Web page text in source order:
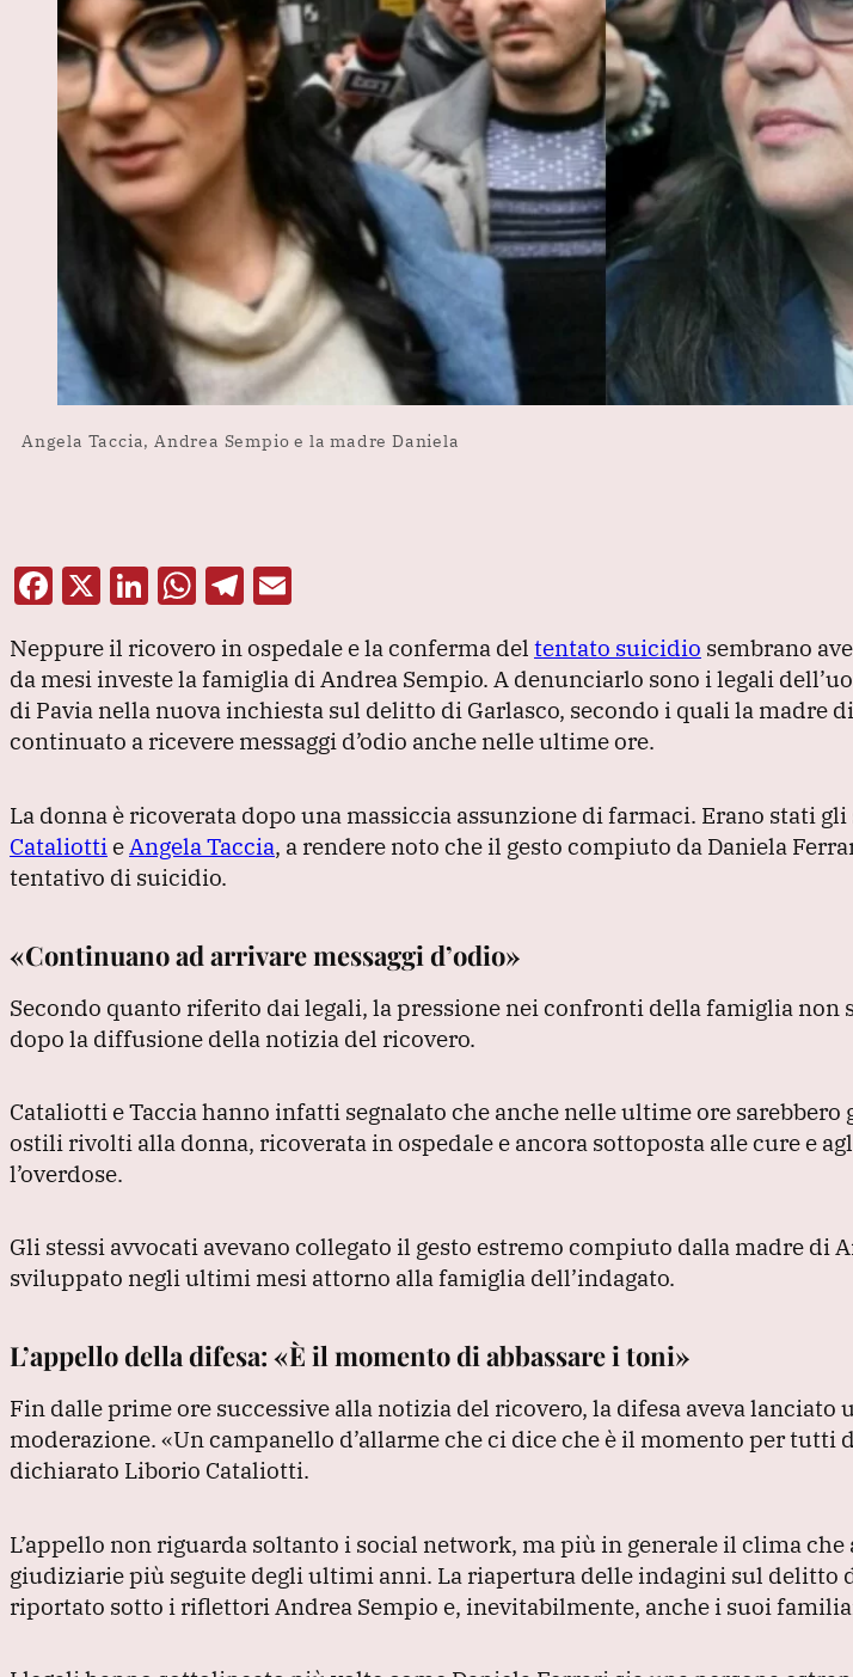
Angela Taccia, Andrea Sempio e la madre Daniela
F
c
e
b
o
k
X Li
k
e
dI
W
at
s
A
p
T
e
gr
a
ai
l
Neppure il ricovero in ospedale e la conferma del tentato suicidio sembrano
da mesi investe la famiglia di Andrea Sempio. A denunciarlo sono i legali
di Pavia nella nuova inchiesta sul delitto di Garlasco, secondo i quali la madre
continuato a ricevere messaggi d’odio anche nelle ultime ore.
La donna è ricoverata dopo una massiccia assunzione di farmaci. Erano stati
Cataliotti e Angela Taccia, a rendere noto che il gesto compiuto da Daniela
tentativo di suicidio.
«Continuano ad arrivare messaggi d’odio»
Secondo quanto riferito dai legali, la pressione nei confronti della famiglia non
dopo la diffusione della notizia del ricovero.
Cataliotti e Taccia hanno infatti segnalato che anche nelle ultime ore
ostili rivolti alla donna, ricoverata in ospedale e ancora sottoposta alle cure e
l’overdose.
Gli stessi avvocati avevano collegato il gesto estremo compiuto dalla madre di
sviluppato negli ultimi mesi attorno alla famiglia dell’indagato.
L’appello della difesa: «È il momento di abbassare i toni»
Fin dalle prime ore successive alla notizia del ricovero, la difesa aveva lanciato
moderazione. «Un campanello d’allarme che ci dice che è il momento per tutti
dichiarato Liborio Cataliotti.
L’appello non riguarda soltanto i social network, ma più in generale il clima
giudiziarie più seguite degli ultimi anni. La riapertura delle indagini sul delitto
riportato sotto i riflettori Andrea Sempio e, inevitabilmente, anche i suoi